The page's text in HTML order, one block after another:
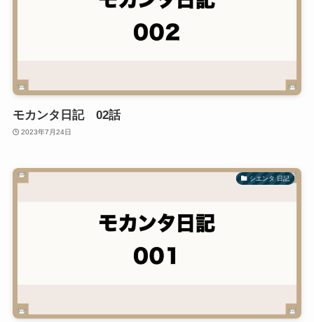
モカンタ日記 02話
2023年7月24日
シエンタ 日記